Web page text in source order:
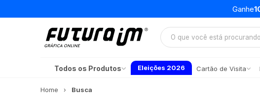
Ganhe
Todos os Produtos Eleições 2026 Cartão de Visita
Home Busca